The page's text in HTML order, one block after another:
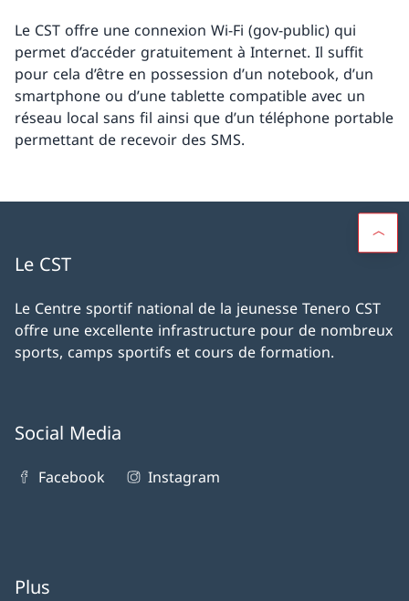
Le CST offre une connexion Wi-Fi (gov-public) qui
permet d’accéder gratuitement à Internet. Il suffit
pour cela d’être en possession d’un notebook, d’un
smartphone ou d’une tablette compatible avec un
réseau local sans fil ainsi que d’un téléphone portable
permettant de recevoir des SMS.
Le CST
Le Centre sportif national de la jeunesse Tenero CST
offre une excellente infrastructure pour de nombreux
sports, camps sportifs et cours de formation.
Social Media
Facebook Instagram
Plus